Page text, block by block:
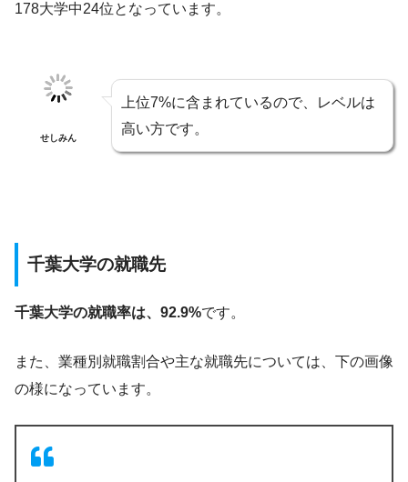
178大学中24位となっています。
せしみん
上位7%に含まれているので、レベルは
高い方です。
千葉大学の就職先
千葉大学の就職率は、92.9%です。
また、業種別就職割合や主な就職先については、下の画像
の様になっています。